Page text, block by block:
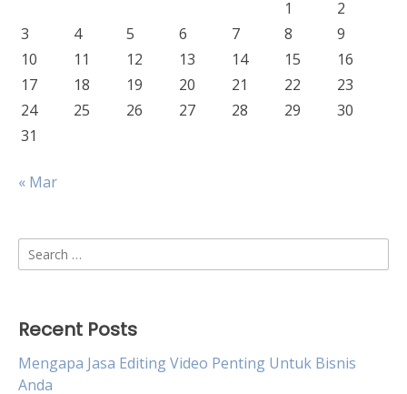
1
2
3
4 5 6 7 8
9
10
11 12 13 14 15
16
17
18 19 20 21 22
23
24
25 26 27 28 29
30
31
« Mar
Search
for:
Recent Posts
Mengapa Jasa Editing Video Penting Untuk Bisnis
Anda